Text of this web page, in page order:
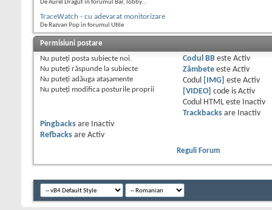
De Aurel Dragut în forumul Bar, lobby...
TraceWatch - cu adevarat monitorizare
De Razvan Pop în forumul Utile
Permisiuni postare
Nu puteţi posta subiecte noi.
Nu puteţi răspunde la subiecte
Nu puteţi adăuga ataşamente
Nu puteţi modifica posturile proprii
Codul BBeste Activ
Zâmbeteeste Activ
Codul
[IMG] este Activ
[VIDEO] code is Activ
Codul HTML este
Inactiv
Trackbacksare
Inactiv
Pingbacks are
Inactiv
Refbacks are Activ
Reguli Forum